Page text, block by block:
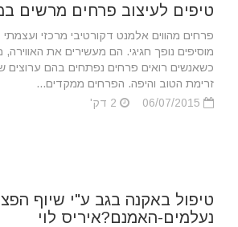
טיפים לעיצוב פרחים מרשים
פרחים מהווים אלמנט דקורטיבי מרכזי
מוסיפים נופך חגיגי. הם מעשירים את האווירה,
כשאנשים רואים פרחים נפתחים בהם ערוצים
זרימת הטוב והיפה. הפרחים ממקדים...
טיפול באקנה בגב ע"י שיוף
נעלמים-האמנם?איריס לוי